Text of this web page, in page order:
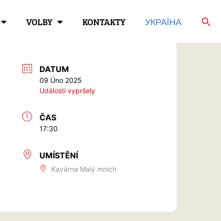
VOLBY KONTAKTY УКРАЇНА
DATUM
09 Úno 2025
Události vypršely
ČAS
17:30
UMÍSTĚNÍ
Kavárna Malý mnich